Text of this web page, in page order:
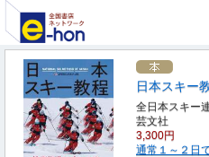
日本スキー
全日本スキー
芸文社
3,300円
通常１～２日